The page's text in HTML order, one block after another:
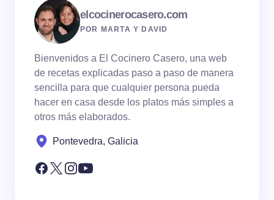
elcocinerocasero.com
POR MARTA Y DAVID
Bienvenidos a El Cocinero Casero, una web
de recetas explicadas paso a paso de manera
sencilla para que cualquier persona pueda
hacer en casa desde los platos más simples a
otros más elaborados.
Pontevedra, Galicia